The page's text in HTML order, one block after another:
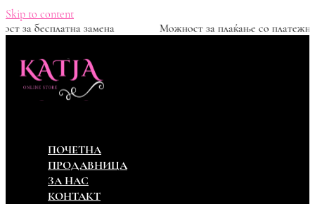
Skip to content
Можност за бесплатна замена
Можност за
ПОЧЕТНА
ПРОДАВНИЦА
ЗА НАС
КОНТАКТ